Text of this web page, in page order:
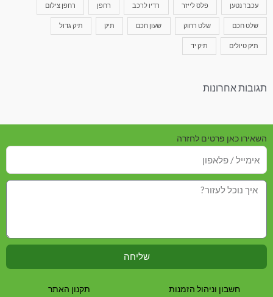
עכבר נטען פלס לייזר רדיו לרכב רחפן רחפן צילום
שלט חכם שלט רחוק שעון חכם תיק תיק גדול
תיק טיולים תיק יד
תגובות אחרונות
השאירו כאן פרטים לחזרה
שליחה
חשבון וניהול הזמנות תקנון האתר